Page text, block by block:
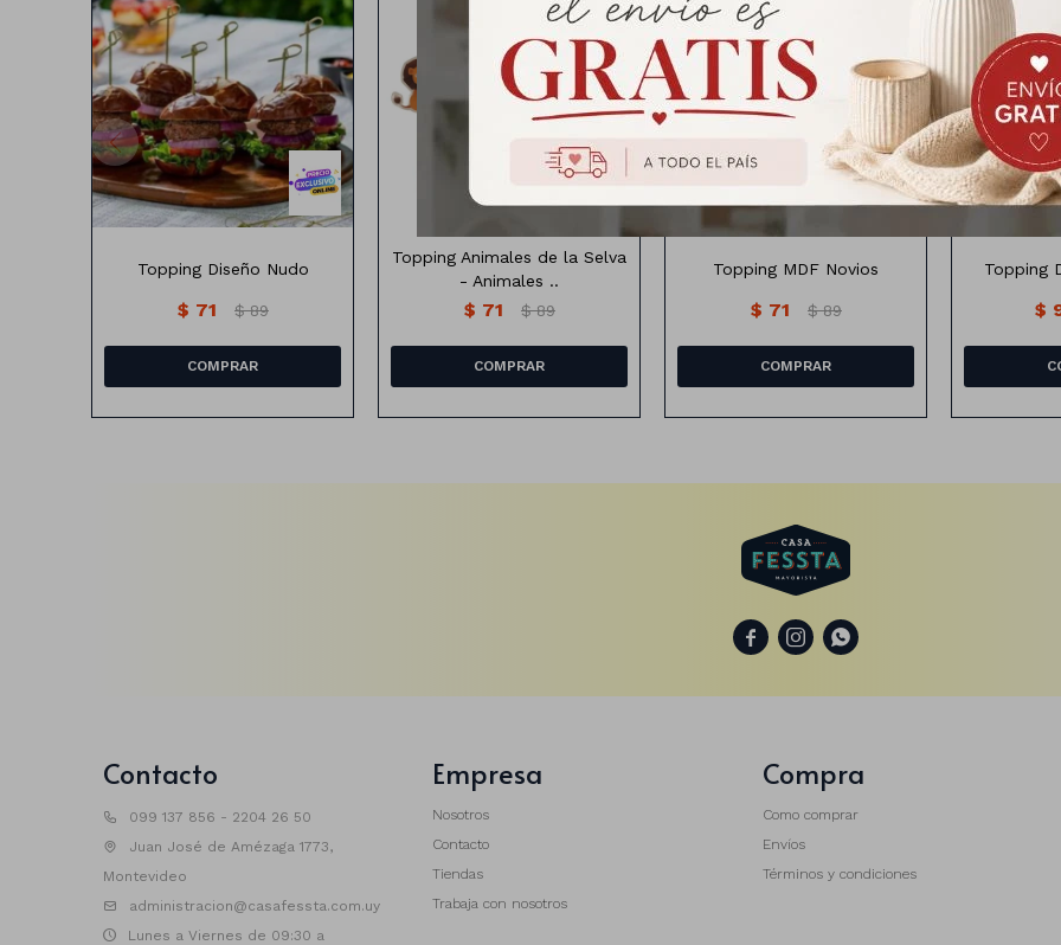
Topping diseño nudo
Topping Diseño Nudo
$ 71 $ 89
Topping animales de la selva
Topping Animales de la Selva
- Animales ..
$ 71 $ 89
Topping Novios en mdf
Topping MDF Novios
$ 71 $ 89
Topping
Topping
$
  
Contacto
099 137 856 - 2204 26 50
Juan José de Amézaga 1773,
Montevideo
administracion@casafessta.com.uy
Lunes a Viernes de 09:30 a
Empresa
Nosotros
Contacto
Tiendas
Trabaja con nosotros
Compra
Como comprar
Envíos
Términos y condiciones